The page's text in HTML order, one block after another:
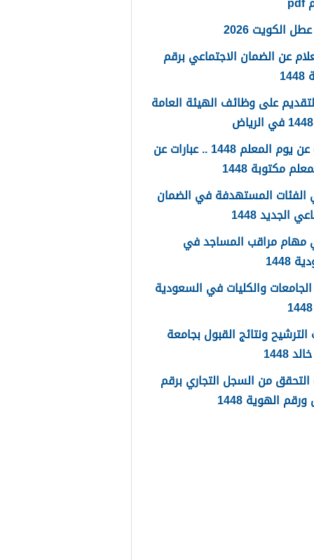
الكويت 2026
عن الضمان الاجتماعي برقم
على وظائف الهيئة العامة
كلمات عن يوم المعلم 1448 .. عبارات عن
مكتوبة 1448
المستهدفة في الضمان
الجديد 1448
مهام مراقب المساجد في
1448
والكليات في السعودية
ونتائج القبول بجامعة
1448
من السجل التجاري برقم
الهوية 1448